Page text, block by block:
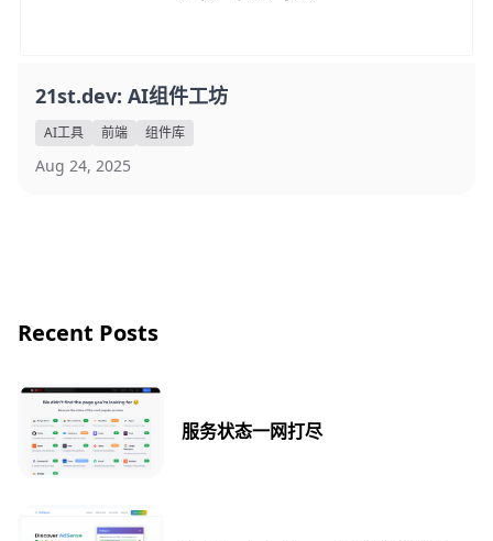
21st.dev: AI组件工坊
AI工具 前端 组件库
Aug 24, 2025
Recent Posts
服务状态一网打尽